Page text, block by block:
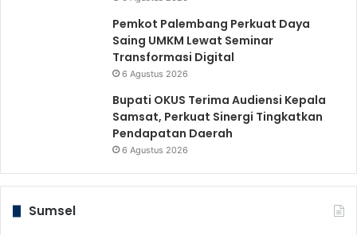
Pemkot Palembang Perkuat Daya
Saing UMKM Lewat Seminar
Transformasi Digital
6 Agustus 2026
Bupati OKUS Terima Audiensi Kepala
Samsat, Perkuat Sinergi Tingkatkan
Pendapatan Daerah
6 Agustus 2026
Sumsel